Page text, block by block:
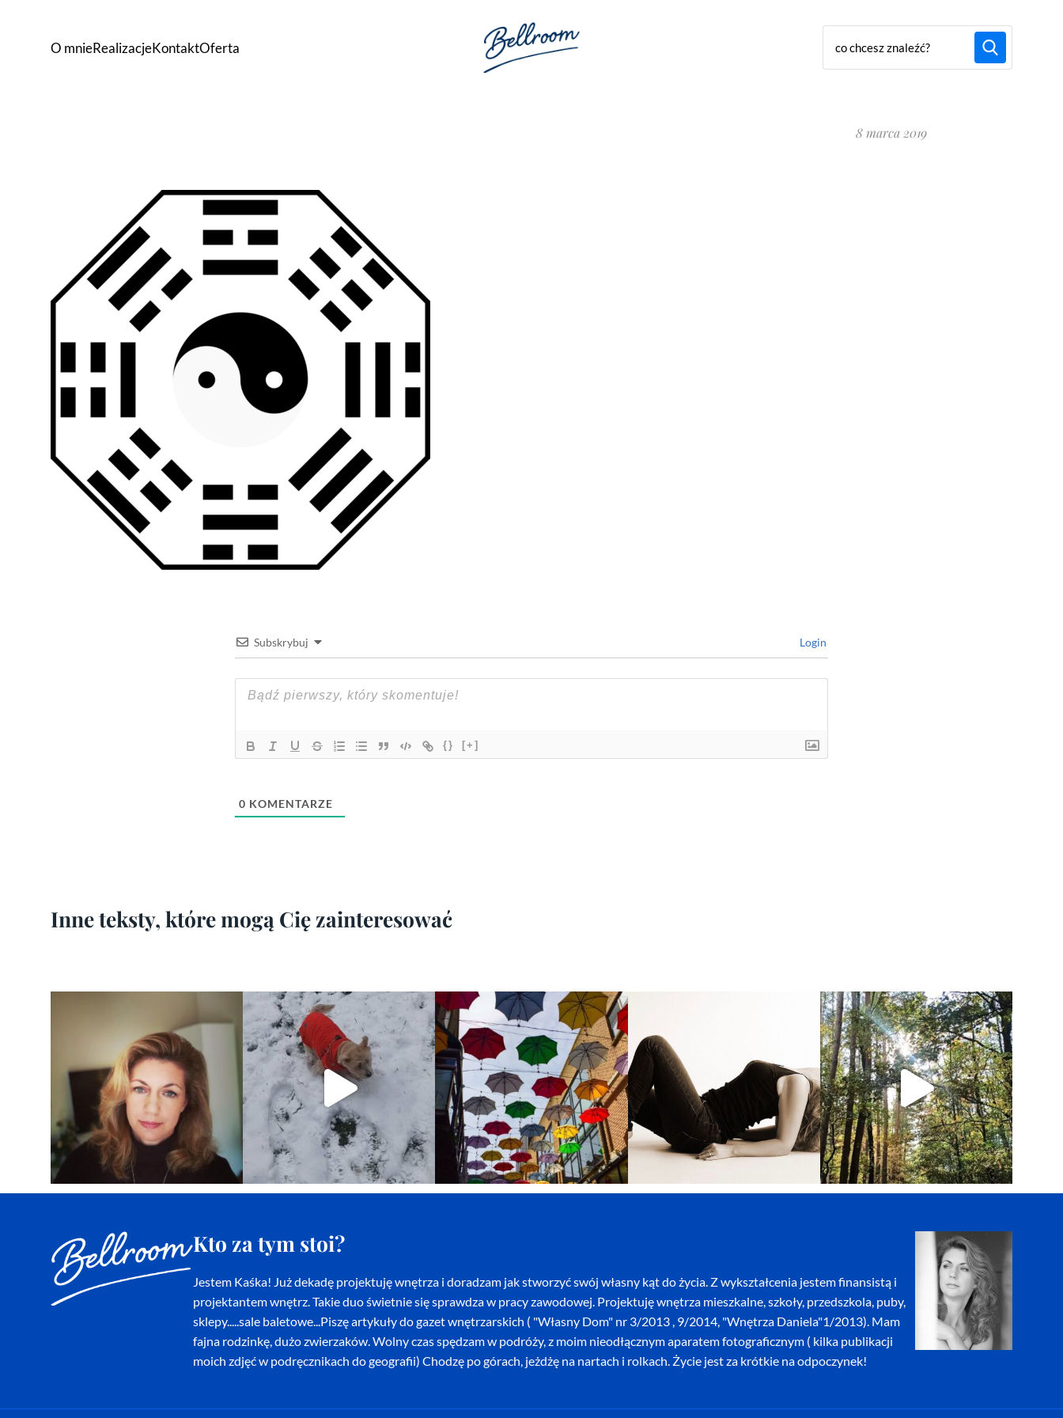
O mnieRealizacjeKontaktOferta
8 marca 2019
Subskrybuj Login
{} [+]
0 KOMENTARZE
Inne teksty, które mogą Cię zainteresować
Kto za tym stoi?
Jestem Kaśka! Już dekadę projektuję wnętrza i doradzam jak stworzyć swój własny kąt do życia. Z wykształcenia jestem finansistą i
projektantem wnętrz. Takie duo świetnie się sprawdza w pracy zawodowej. Projektuję wnętrza mieszkalne, szkoły, przedszkola, puby,
sklepy.....sale baletowe...Piszę artykuły do gazet wnętrzarskich ( "Własny Dom" nr 3/2013 , 9/2014, "Wnętrza Daniela"1/2013). Mam
fajna rodzinkę, dużo zwierzaków. Wolny czas spędzam w podróży, z moim nieodłącznym aparatem fotograficznym ( kilka publikacji
moich zdjęć w podręcznikach do geografii) Chodzę po górach, jeżdżę na nartach i rolkach. Życie jest za krótkie na odpoczynek!